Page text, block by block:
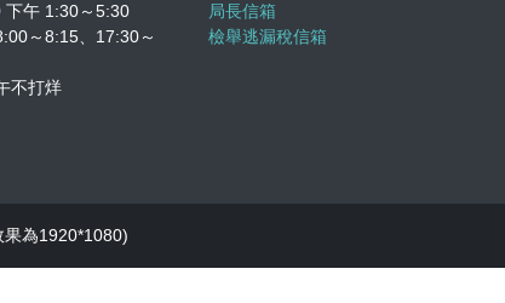
下午 1:30～5:30
～8:15、17:30～
不打烊
局長信箱
檢舉逃漏稅信箱
為1920*1080)